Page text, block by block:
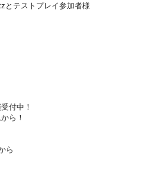
とテストプレイ参加者様
付中！
ら！
ら